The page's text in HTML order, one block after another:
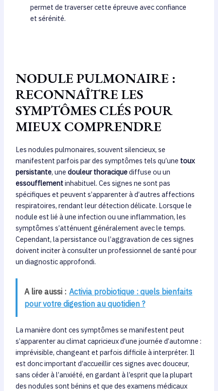
permet de traverser cette épreuve avec confiance
et sérénité.
NODULE PULMONAIRE :
RECONNAÎTRE LES
SYMPTÔMES CLÉS POUR
MIEUX COMPRENDRE
Les nodules pulmonaires, souvent silencieux, se
manifestent parfois par des symptômes tels qu’une toux
persistante, une douleur thoraciquediffuse ou un
essoufflementinhabituel. Ces signes ne sont pas
spécifiques et peuvent s’apparenter à d’autres affections
respiratoires, rendant leur détection délicate. Lorsque le
nodule est lié à une infection ou une inflammation, les
symptômes s’atténuent généralement avec le temps.
Cependant, la persistance ou l’aggravation de ces signes
doivent inciter à consulter un professionnel de santé pour
un diagnostic approfondi.
A lire aussi : Activia probiotique : quels bienfaits
pour votre digestion au quotidien ?
La manière dont ces symptômes se manifestent peut
s’apparenter au climat capricieux d’une journée d’automne :
imprévisible, changeant et parfois difficile à interpréter. Il
est donc important d’accueillir ces signes avec douceur,
sans céder à l’anxiété, en gardant à l’esprit que la plupart
des nodules sont bénins et que des examens médicaux